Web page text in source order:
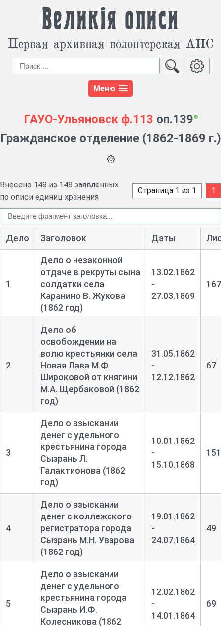
Великія описи
Первая архивная волонтерская АИС
Меню
ГАУО-Ульяновск ф.113 оп.139
Гражданское отделение (1862-1869 г.)
Внесено 148 из 148 заявленных
по описи единиц хранения
Страница 1 из 1 1
Дело Заголовок Даты
1
Дело о незаконной
отдаче в рекруты сына
солдатки села
Каранино В. Жукова
(1862 год)
13.02.1862
-
27.03.1869
167
2
Дело об
освобождении на
волю крестьянки села
Новая Лава М.Ф.
Широковой от княгини
М.А. Щербаковой (1862
год)
31.05.1862
-
12.12.1862
67
3
Дело о взыскании
денег с удельного
крестьянина города
Сызрань Л.
Галактионова (1862
год)
10.01.1862
-
15.10.1868
151
4
Дело о взыскании
денег с коллежского
регистратора города
Сызрань М.Н. Уварова
(1862 год)
19.01.1862
-
24.07.1864
49
5
Дело о взыскании
денег с удельного
крестьянина города
Сызрань И.Ф.
Колесникова (1862
12.02.1862
-
14.01.1864
69